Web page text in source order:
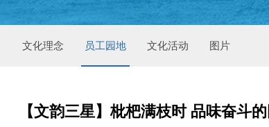
文化理念 员工园地 文化活动 图片
【文韵三星】枇杷满枝时 品味奋斗